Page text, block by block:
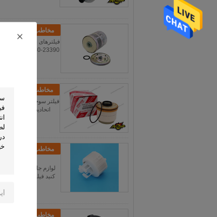
مخاطب
23390-
مخاطب
مخاطب
مخاطب